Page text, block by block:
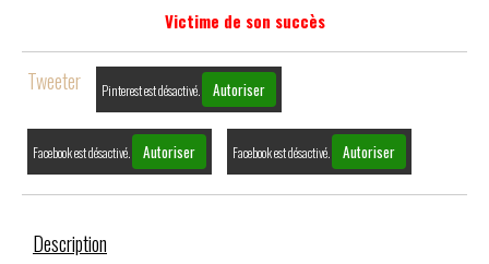
Victime de son succès
Tweeter Pinterest est désactivé. Autoriser
Facebook est désactivé. Autoriser Facebook est désactivé. Autoriser
Description